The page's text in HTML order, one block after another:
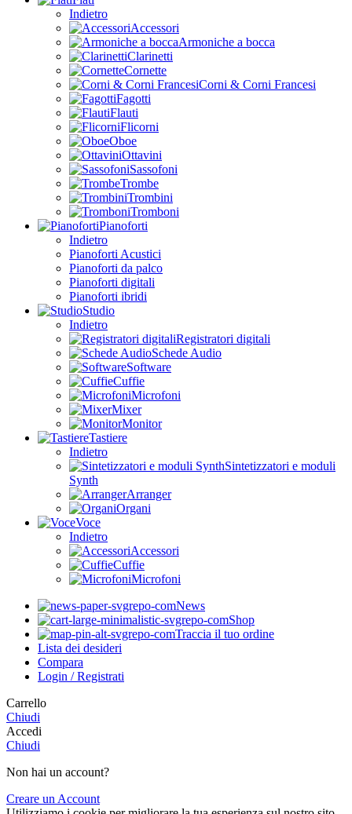
Indietro
Accessori
Armoniche a bocca
Clarinetti
Cornette
Corni & Corni Francesi
Fagotti
Flauti
Flicorni
Oboe
Ottavini
Sassofoni
Trombe
Trombini
Tromboni
Pianoforti
Indietro
Pianoforti Acustici
Pianoforti da palco
Pianoforti digitali
Pianoforti ibridi
Studio
Indietro
Registratori digitali
Schede Audio
Software
Cuffie
Microfoni
Mixer
Monitor
Tastiere
Indietro
Sintetizzatori e moduli
Synth
Arranger
Organi
Voce
Indietro
Accessori
Cuffie
Microfoni
News
Shop
Traccia il tuo ordine
Lista dei desideri
Compara
Login / Registrati
Carrello
Chiudi
Accedi
Chiudi
Non hai un account?
Creare un Account